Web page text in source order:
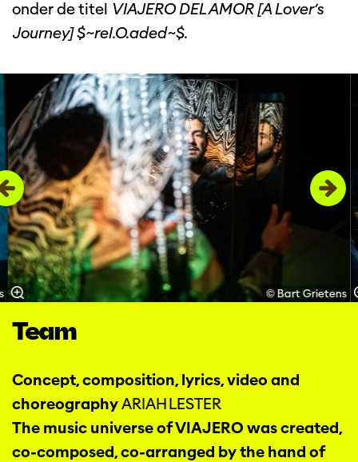
onder de titel VIAJERO DEL AMOR [A Lover’s
Journey] $~rel.O.aded~$.
Overslaan
© Bart Grietens
Team
Concept, composition, lyrics, video and
choreographyARIAH LESTER
The music universe of VIAJERO was created,
co-composed, co-arranged by the hand of